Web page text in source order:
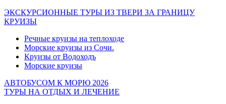
ЭКСКУРСИОННЫЕ ТУРЫ ИЗ ТВЕРИ ЗА ГРАНИЦУ
КРУИЗЫ
Речные круизы на теплоходе
Морские круизы из Сочи.
Круизы от Водоходъ
Морские круизы
АВТОБУСОМ К МОРЮ 2026
ТУРЫ НА ОТДЫХ И ЛЕЧЕНИЕ